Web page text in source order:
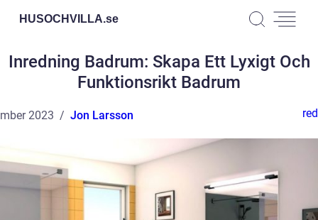
HUSOCHVILLA.se
Inredning Badrum: Skapa Ett Lyxigt Och
Funktionsrikt Badrum
2023 Jon Larsson